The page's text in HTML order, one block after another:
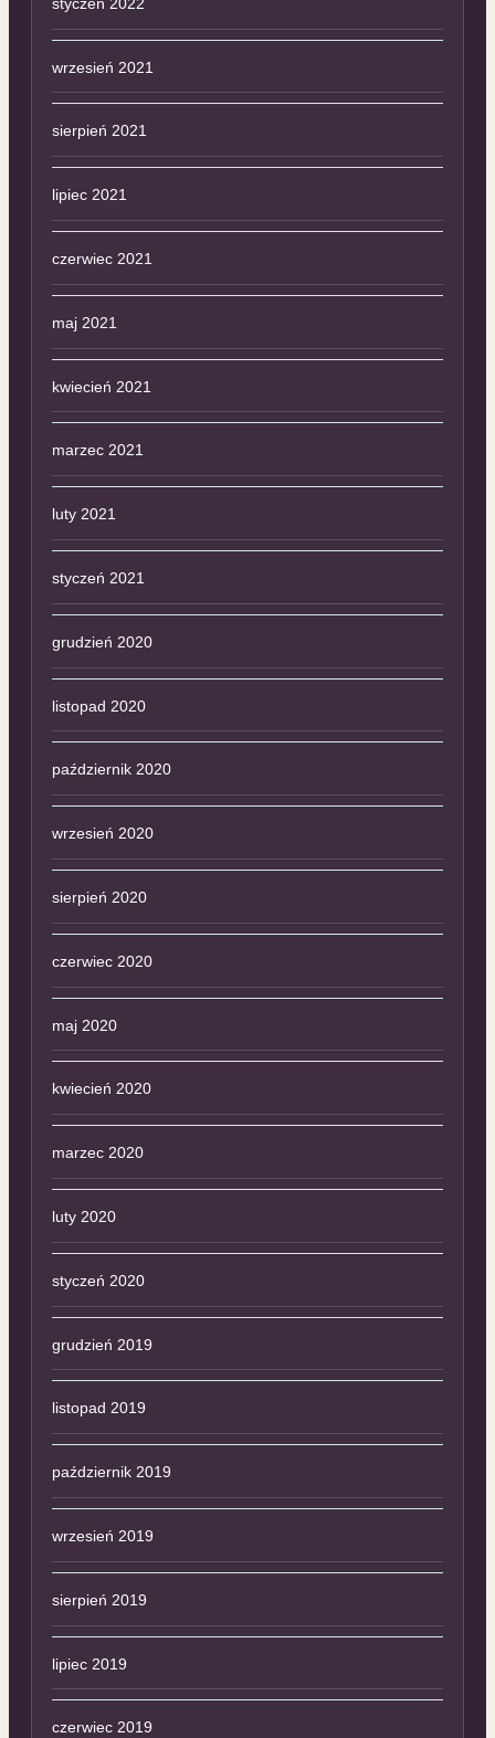
wrzesień 2021
sierpień 2021
lipiec 2021
czerwiec 2021
maj 2021
kwiecień 2021
marzec 2021
luty 2021
styczeń 2021
grudzień 2020
listopad 2020
październik 2020
wrzesień 2020
sierpień 2020
czerwiec 2020
maj 2020
kwiecień 2020
marzec 2020
luty 2020
styczeń 2020
grudzień 2019
listopad 2019
październik 2019
wrzesień 2019
sierpień 2019
lipiec 2019
czerwiec 2019